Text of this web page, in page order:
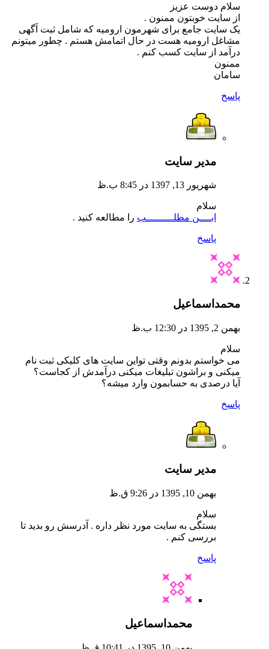
سلام دوست عزیز
از سایت خوبتون ممنون .
یک سایت جامع برای شهرمون ارومیه که شامل ثبت آگهی
مشاغل ارومیه هست در حال اتمامش هستم . چطور میتونم
درآمد از سایت کسب کنم .
ممنون
سامان
پاسخ
مدیر سایت
شهریور 13, 1397 در 8:45 ب.ظ
سلام
ابــــن مطلـــــــــب را مطالعه کنید .
پاسخ
محمداسماعیل
بهمن 2, 1395 در 12:30 ب.ظ
سلام
می خواستم بدونم وقتی تواین سایت های کلیکی ثبت نام
میکنی و براشون تبلیغات میکنی درآمدش از کجاست؟
آیا درصدی به حسابمون وارد میشه؟
پاسخ
مدیر سایت
بهمن 10, 1395 در 9:26 ق.ظ
سلام
بستگی به سایت مورد نظر داره . آدرسش رو بدید تا
بررسی کنم .
پاسخ
محمداسماعیل